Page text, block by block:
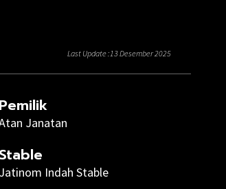
Pemilik
Janatan
Stable
Jatinom Indah Stable
Last Update :13 Desember 2025